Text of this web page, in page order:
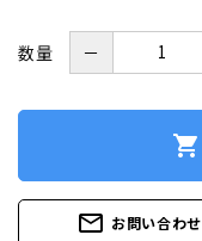
数量 －
shopping_cart
mail_outline お問い合わせ